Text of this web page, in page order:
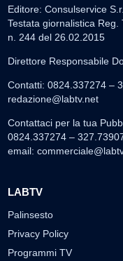
Editore: Consulservice
Testata giornalistica Reg.
n. 244 del 26.02.2015
Direttore Responsabile
Contatti: 0824.337274 –
redazione@labtv.net
Contattaci per la tua
0824.337274 –
email:
LABTV
Palinsesto
Privacy Policy
Programmi TV